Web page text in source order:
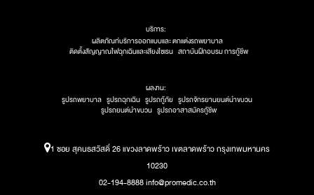
บริการ:
ผลิตภัณท์บริการออกแบบและ ตกแต่งรถพยาบาล
ติดตั้งสัญญาณไฟฉุกเฉินและเสียงไซเรน สถาบันฝึกอบรม การกู้ชีพ
ผลงาน:
รูปรถพยาบาล รูปรถฉุกเฉิน รูปรถกู้ภัย รูปรถจักรยานยนต์นำขบวน
รูปรถยนต์นำขบวน รูปรถอาสาสมัครกู้ชีพ
1 ซอย สุคนธสวัสดิ์ 26 แขวงลาดพร้าว เขตลาดพร้าว กรุงเทพมหานคร
10230
02-194-8888 info@promedic.co.th